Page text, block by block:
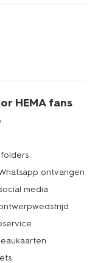
HEMA fans
ontvangen
media